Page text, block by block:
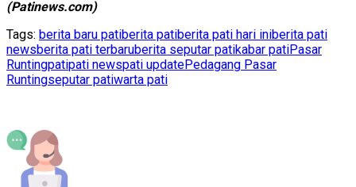
(Patinews.com)
Tags: berita baru patiberita patiberita pati hari iniberita pati
newsberita pati terbaruberita seputar patikabar patiPasar
Runtingpatipati newspati updatePedagang Pasar
Runtingseputar patiwarta pati